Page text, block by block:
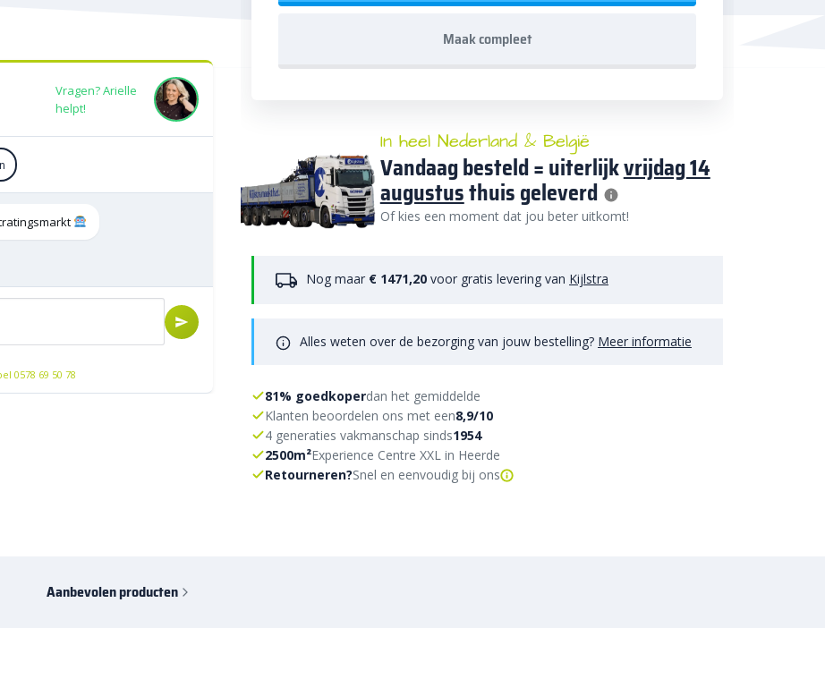
Vragen? Arielle
helpt!
0578 69 50 78
Maak compleet
In heel Nederland & België
Vandaag besteld = uiterlijkvrijdag 14
augustusthuis geleverd
Of kies een moment dat jou beter uitkomt!
Nog maar € 1471,20 voor gratis levering van Kijlstra
Alles weten over de bezorging van jouw bestelling? Meer informatie
81% goedkoperdan het gemiddelde
Klanten beoordelen ons met een8,9/10
4 generaties vakmanschap sinds1954
2500m²Experience Centre XXL in Heerde
Retourneren?Snel en eenvoudig bij ons
Aanbevolen producten